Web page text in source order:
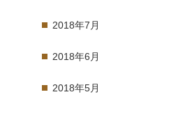
2018年7月
2018年6月
2018年5月